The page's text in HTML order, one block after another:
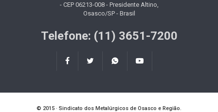
- CEP 06213-008 - Presidente Altino,
Osasco/SP - Brasil
Telefone: (11) 3651-7200
© 2015 · Sindicato dos Metalúrgicos de Osasco e Região.